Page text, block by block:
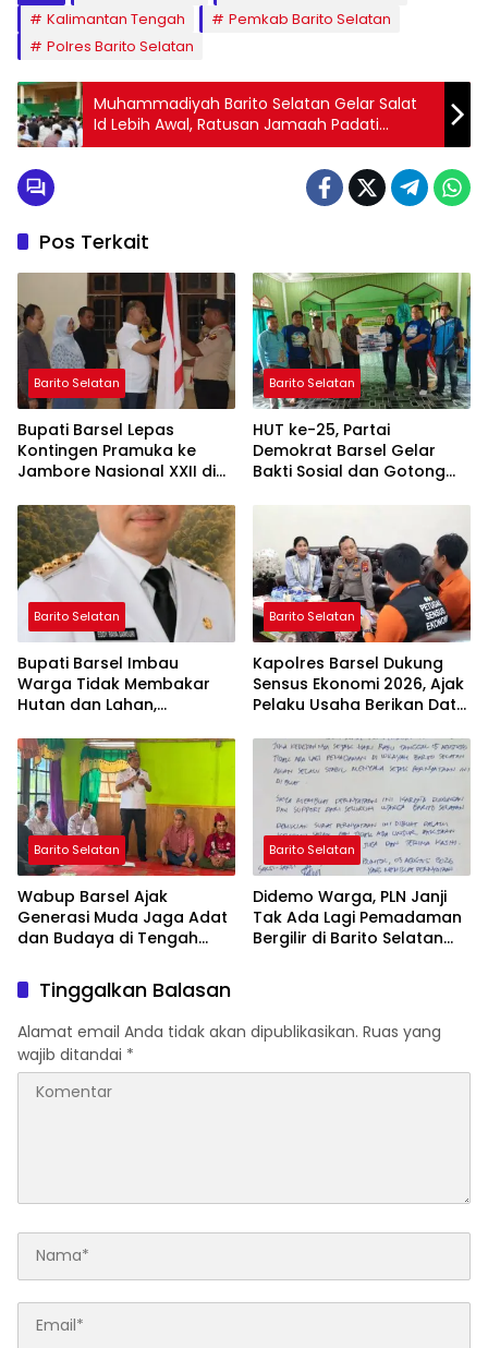
Kalimantan Tengah
Pemkab Barito Selatan
Polres Barito Selatan
‎Muhammadiyah Barito Selatan Gelar Salat
Id Lebih Awal, Ratusan Jamaah Padati
Komplek Perguruan Muhammadiyah di
Pos Terkait
Barito Selatan
Bupati Barsel Lepas
Kontingen Pramuka ke
Jambore Nasional XXII di
Barito Selatan
HUT ke-25, Partai
Demokrat Barsel Gelar
Bakti Sosial dan Gotong
Barito Selatan
Bupati Barsel Imbau
Warga Tidak Membakar
Hutan dan Lahan,
Bebas Kabut Asap
Barito Selatan
Kapolres Barsel Dukung
Sensus Ekonomi 2026, Ajak
Pelaku Usaha Berikan Data
Barito Selatan
Wabup Barsel Ajak
Generasi Muda Jaga Adat
dan Budaya di Tengah
Barito Selatan
Didemo Warga, PLN Janji
Tak Ada Lagi Pemadaman
Bergilir di Barito Selatan
Tinggalkan Balasan
Alamat email Anda tidak akan dipublikasikan. Ruas yang
wajib ditandai *